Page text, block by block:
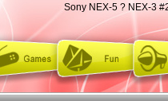
Sony NEX-5 ? NEX-3